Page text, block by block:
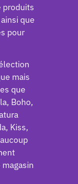
produits
que
pour
mais
que
Boho,
Kiss,